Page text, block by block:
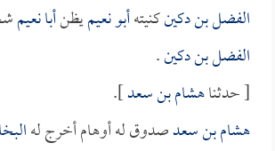
الفضل بن دكينكنيتهأبو نعيميظنأبا نعيم
الفضل بن دكين.
[ حدثناهشام بن سعد].
هشام بن سعدصدوق له أوهام أخرج له